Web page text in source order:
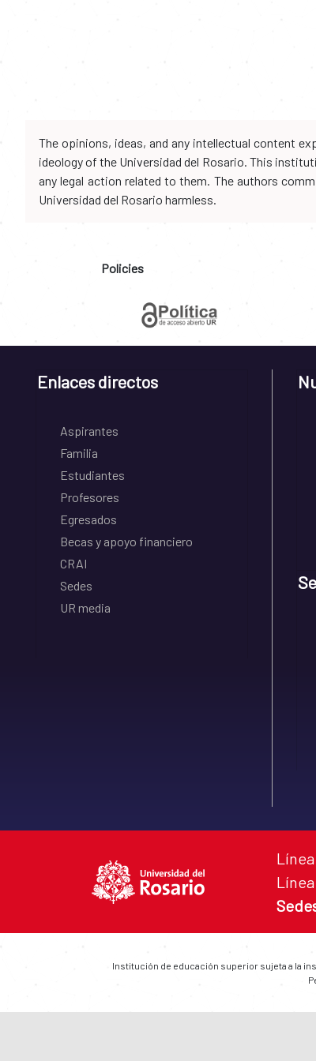
The opinions, ideas, and any intellectual content
ideology of the Universidad del Rosario. This
any legal action related to them. The authors
Universidad del Rosario harmless.
Policies
Enlaces directos
Aspirantes
Familia
Estudiantes
Profesores
Egresados
Becas y apoyo financiero
CRAI
Sedes
UR media
Institución de educación superior sujeta a la